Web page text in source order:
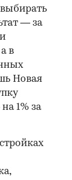
— за
в
Новая
1% за